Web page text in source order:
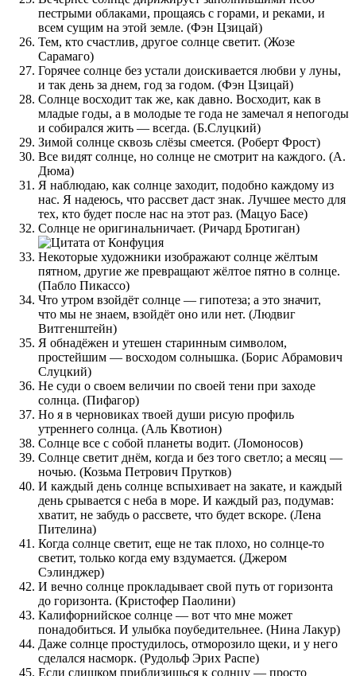
пестрыми облаками, прощаясь с горами, и реками, и
всем сущим на этой земле. (Фэн Цзицай)
Тем, кто счастлив, другое солнце светит. (Жозе
Сарамаго)
Горячее солнце без устали доискивается любви у луны,
и так день за днем, год за годом. (Фэн Цзицай)
Солнце восходит так же, как давно. Восходит, как в
младые годы, а в молодые те года не замечал я непогоды
и собирался жить — всегда. (Б.Слуцкий)
Зимой солнце сквозь слёзы смеется. (Роберт Фрост)
Все видят солнце, но солнце не смотрит на каждого. (А.
Дюма)
Я наблюдаю, как солнце заходит, подобно каждому из
нас. Я надеюсь, что рассвет даст знак. Лучшее место для
тех, кто будет после нас на этот раз. (Мацуо Басе)
Солнце не оригинальничает. (Ричард Бротиган)
Некоторые художники изображают солнце жёлтым
пятном, другие же превращают жёлтое пятно в солнце.
(Пабло Пикассо)
Что утром взойдёт солнце — гипотеза; а это значит,
что мы не знаем, взойдёт оно или нет. (Людвиг
Витгенштейн)
Я обнадёжен и утешен старинным символом,
простейшим — восходом солнышка. (Борис Абрамович
Слуцкий)
Не суди о своем величии по своей тени при заходе
солнца. (Пифагор)
Но я в черновиках твоей души рисую профиль
утреннего солнца. (Аль Квотион)
Солнце все с собой планеты водит. (Ломоносов)
Солнце светит днём, когда и без того светло; а месяц —
ночью. (Козьма Петрович Прутков)
И каждый день солнце вспыхивает на закате, и каждый
день срывается с неба в море. И каждый раз, подумав:
хватит, не забудь о рассвете, что будет вскоре. (Лена
Пителина)
Когда солнце светит, еще не так плохо, но солнце-то
светит, только когда ему вздумается. (Джером
Сэлинджер)
И вечно солнце прокладывает свой путь от горизонта
до горизонта. (Кристофер Паолини)
Калифорнийское солнце — вот что мне может
понадобиться. И улыбка поубедительнее. (Нина Лакур)
Даже солнце простудилось, отморозило щеки, и у него
сделался насморк. (Рудольф Эрих Распе)
Если слишком приблизишься к солнцу — просто